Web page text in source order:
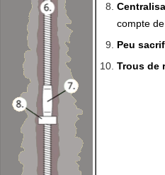
compte de
Peu
Trous de